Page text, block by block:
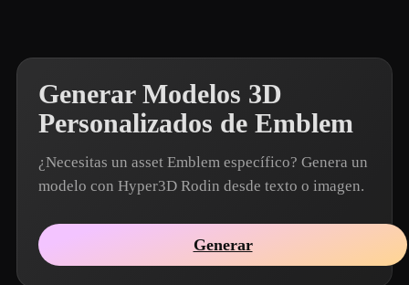
Generar Modelos 3D
Personalizados de Emblem
¿Necesitas un asset Emblem específico? Genera un
modelo con Hyper3D Rodin desde texto o imagen.
Generar